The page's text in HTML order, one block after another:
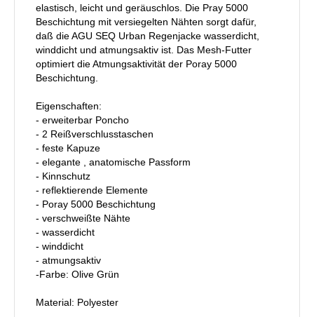
elastisch, leicht und geräuschlos. Die Pray 5000
Beschichtung mit versiegelten Nähten sorgt dafür,
daß die AGU SEQ Urban Regenjacke wasserdicht,
winddicht und atmungsaktiv ist. Das Mesh-Futter
optimiert die Atmungsaktivität der Poray 5000
Beschichtung.
Eigenschaften:
- erweiterbar Poncho
- 2 Reißverschlusstaschen
- feste Kapuze
- elegante , anatomische Passform
- Kinnschutz
- reflektierende Elemente
- Poray 5000 Beschichtung
- verschweißte Nähte
- wasserdicht
- winddicht
- atmungsaktiv
-Farbe: Olive Grün
Material: Polyester